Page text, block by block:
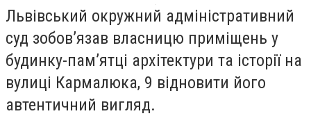
Львівський окружний адміністративний
суд зобов’язав власницю приміщень у
будинку-пам’ятці архітектури та історії на
вулиці Кармалюка, 9 відновити його
автентичний вигляд.